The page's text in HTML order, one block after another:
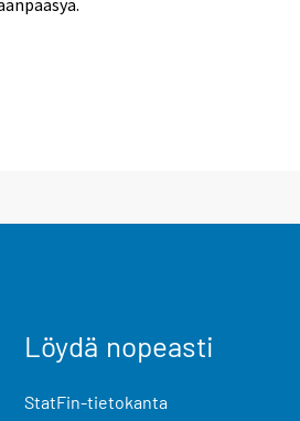
Löydä nopeasti
StatFin-tietokanta